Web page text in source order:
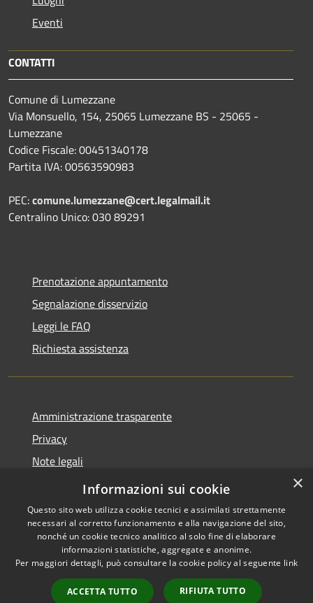
Eventi
CONTATTI
Comune di Lumezzane
Via Monsuello, 154, 25065 Lumezzane BS - 25065 -
Lumezzane
Codice Fiscale: 00451340178
Partita IVA: 00563590983
PEC:comune.lumezzane@cert.legalmail.it
Centralino Unico: 030 89291
Prenotazione appuntamento
Segnalazione disservizio
Leggi le FAQ
Richiesta assistenza
Amministrazione trasparente
Privacy
Note legali
Dichiarazione di accessibilità
Accessibilità
Copyright © 2026 • Comune di
Lumezzane • Powered by
Municipium•
Accesso
×
Informazioni sui cookie
Questo sito web utilizza cookie tecnici e assimilati strettamente
necessari al corretto funzionamento e alla navigazione del sito,
nonché un cookie tecnico analitico al solo fine di elaborare
informazioni statistiche, aggregate e anonime.
Per maggiori dettagli, può consultare la cookie policy al seguente link
ACCETTA TUTTO RIFIUTA TUTTO